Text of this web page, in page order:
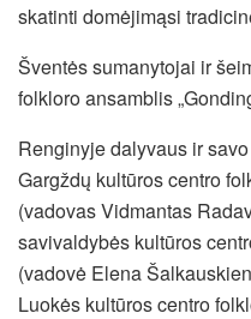
skatinti domėjimąsi
Šventės sumanytojai ir
folkloro ansamblis
Renginyje dalyvaus ir
Gargždų kultūros centro
(vadovas Vidmantas
savivaldybės kultūros
(vadovė Elena
Luokės kultūros centro